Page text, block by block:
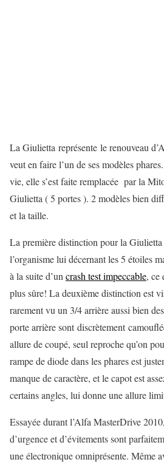
La Giulietta représente le renouveau
veut en faire l’un de ses modèles
vie, elle s’est faite remplacée par la
Giulietta ( 5 portes ). 2 modèles bien
et la taille.
La première distinction pour la Giulietta
l’organisme lui décernant les 5 étoiles
à la suite d’un crash test impeccable, ce
plus sûre! La deuxième distinction est
rarement vu un 3/4 arrière aussi bien
porte arrière sont discrètement
allure de coupé, seul reproche qu’on
rampe de diode dans les phares est
manque de caractère, et le capot est
certains angles, lui donne une allure
Essayée durant l’Alfa MasterDrive
d’urgence et d’évitements sont
une électronique omniprésente. Même